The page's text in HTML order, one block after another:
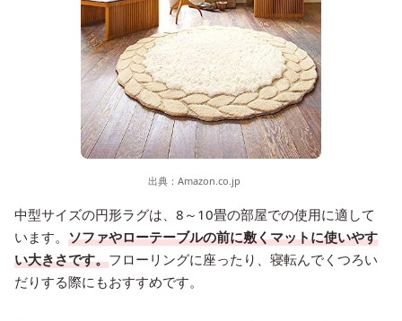
出典： Amazon.co.jp
中型サイズの円形ラグは、8～10畳の部屋での使用に適して
います。 ソファやローテーブルの前に敷くマットに使いやす
い大きさです。フローリングに座ったり、寝転んでくつろい
だりする際にもおすすめです。